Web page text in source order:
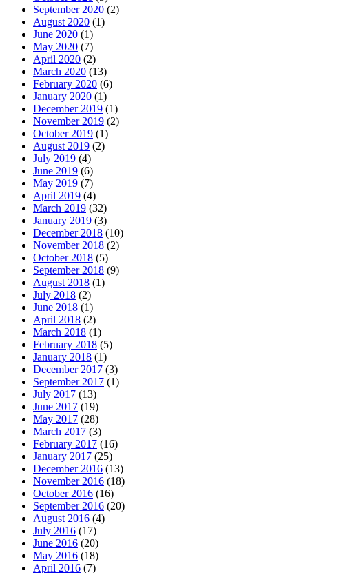
September 2020 (2)
August 2020 (1)
June 2020 (1)
May 2020 (7)
April 2020 (2)
March 2020 (13)
February 2020 (6)
January 2020 (1)
December 2019 (1)
November 2019 (2)
October 2019 (1)
August 2019 (2)
July 2019 (4)
June 2019 (6)
May 2019 (7)
April 2019 (4)
March 2019 (32)
January 2019 (3)
December 2018 (10)
November 2018 (2)
October 2018 (5)
September 2018 (9)
August 2018 (1)
July 2018 (2)
June 2018 (1)
April 2018 (2)
March 2018 (1)
February 2018 (5)
January 2018 (1)
December 2017 (3)
September 2017 (1)
July 2017 (13)
June 2017 (19)
May 2017 (28)
March 2017 (3)
February 2017 (16)
January 2017 (25)
December 2016 (13)
November 2016 (18)
October 2016 (16)
September 2016 (20)
August 2016 (4)
July 2016 (17)
June 2016 (20)
May 2016 (18)
April 2016 (7)